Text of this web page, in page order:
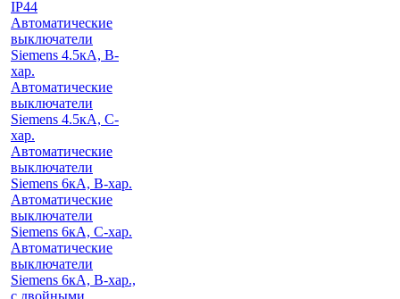
IP44
Автоматические
выключатели
Siemens 4.5кА, B-
хар.
Автоматические
выключатели
Siemens 4.5кА, C-
хар.
Автоматические
выключатели
Siemens 6кА, B-хар.
Автоматические
выключатели
Siemens 6кА, С-хар.
Автоматические
выключатели
Siemens 6кА, B-хар.,
с двойными